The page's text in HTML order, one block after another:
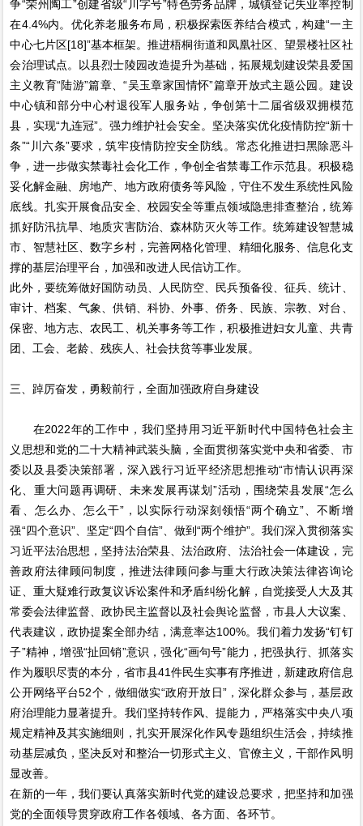
争“荣州陶工”创建省级“川字号”特色劳务品牌，城镇登记失业率控制
在4.4%内。优化养老服务布局，积极探索医养结合模式，构建“一主
中心七片区[18]”基本框架。推进梧桐街道和凤凰社区、望景楼社区社
会治理试点。以县烈士陵园改造提升为基础，拓展规划建设荣县爱国
主义教育“陆游”篇章、“吴玉章家国情怀”篇章开放式主题公园。建设
中心镇和部分中心村退役军人服务站，争创第十二届省级双拥模范
县，实现“九连冠”。强力维护社会安全。坚决落实优化疫情防控“新十
条”“川六条”要求，筑牢疫情防控安全防线。常态化推进扫黑除恶斗
争，进一步做实禁毒社会化工作，争创全省禁毒工作示范县。积极稳
妥化解金融、房地产、地方政府债务等风险，守住不发生系统性风险
底线。扎实开展食品安全、校园安全等重点领域隐患排查整治，统筹
抓好防汛抗旱、地质灾害防治、森林防灭火等工作。统筹建设智慧城
市、智慧社区、数字乡村，完善网格化管理、精细化服务、信息化支
撑的基层治理平台，加强和改进人民信访工作。
此外，要统筹做好国防动员、人民防空、民兵预备役、征兵、统计、
审计、档案、气象、供销、科协、外事、侨务、民族、宗教、对台、
保密、地方志、农民工、机关事务等工作，积极推进妇女儿童、共青
团、工会、老龄、残疾人、社会扶贫等事业发展。
三、踔厉奋发，勇毅前行，全面加强政府自身建设
在2022年的工作中，我们坚持用习近平新时代中国特色社会主
义思想和党的二十大精神武装头脑，全面贯彻落实党中央和省委、市
委以及县委决策部署，深入践行习近平经济思想推动“市情认识再深
化、重大问题再调研、未来发展再谋划”活动，围绕荣县发展“怎么
看、怎么办、怎么干”，以实际行动深刻领悟“两个确立”、不断增
强“四个意识”、坚定“四个自信”、做到“两个维护”。我们深入贯彻落实
习近平法治思想，坚持法治荣县、法治政府、法治社会一体建设，完
善政府法律顾问制度，推进法律顾问参与重大行政决策法律咨询论
证、重大疑难行政复议诉讼案件和矛盾纠纷化解，自觉接受人大及其
常委会法律监督、政协民主监督以及社会舆论监督，市县人大议案、
代表建议，政协提案全部办结，满意率达100%。我们着力发扬“钉钉
子”精神，增强“扯回销”意识，强化“画句号”能力，把强执行、抓落实
作为履职尽责的本分，省市县41件民生实事有序推进，新建政府信息
公开网络平台52个，做细做实“政府开放日”，深化群众参与，基层政
府治理能力显著提升。我们坚持转作风、提能力，严格落实中央八项
规定精神及其实施细则，扎实开展深化作风专题组织生活会，持续推
动基层减负，坚决反对和整治一切形式主义、官僚主义，干部作风明
显改善。
在新的一年，我们要认真落实新时代党的建设总要求，把坚持和加强
党的全面领导贯穿政府工作各领域、各方面、各环节。